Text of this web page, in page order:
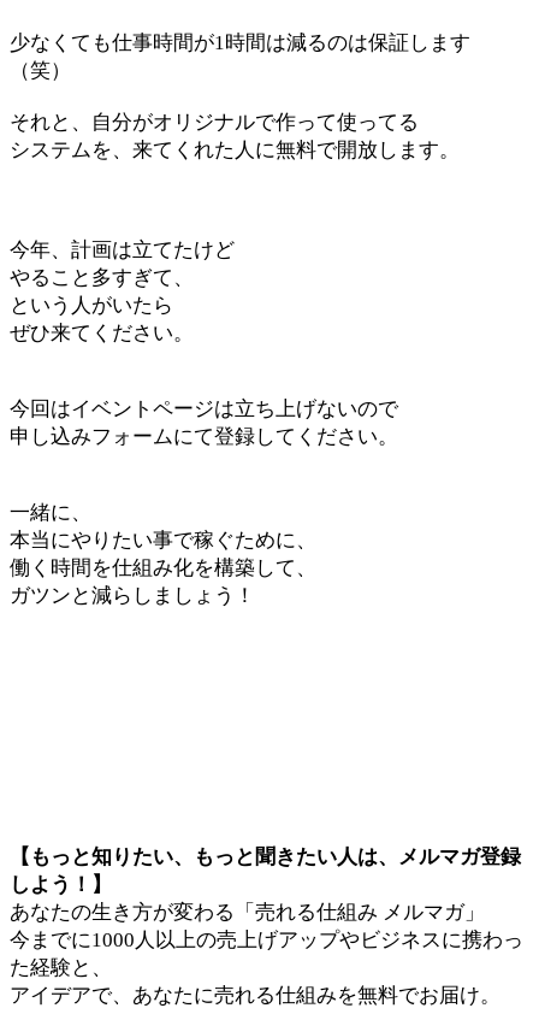
少なくても仕事時間が1時間は減るのは保証します
（笑）
それと、自分がオリジナルで作って使ってる
システムを、来てくれた人に無料で開放します。
今年、計画は立てたけど
やること多すぎて、
という人がいたら
ぜひ来てください。
今回はイベントページは立ち上げないので
申し込みフォームにて登録してください。
一緒に、
本当にやりたい事で稼ぐために、
働く時間を仕組み化を構築して、
ガツンと減らしましょう！
【もっと知りたい、もっと聞きたい人は、メルマガ登録
しよう！】
あなたの生き方が変わる「売れる仕組み メルマガ」
今までに1000人以上の売上げアップやビジネスに携わっ
た経験と、
アイデアで、あなたに売れる仕組みを無料でお届け。